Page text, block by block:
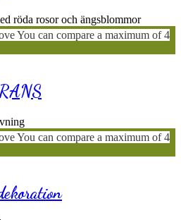
You can compare a maximum of 4
You can compare a maximum of 4